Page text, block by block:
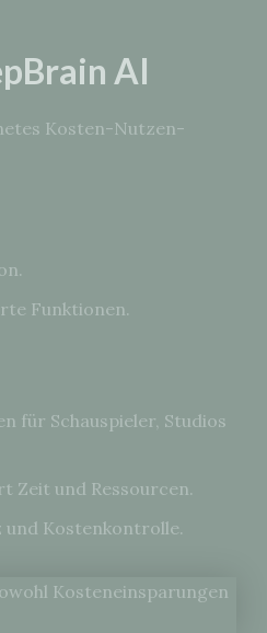
AI
Kosten-Nutzen-
Funktionen.
für Schauspieler, Studios
Zeit und Ressourcen.
Kostenkontrolle.